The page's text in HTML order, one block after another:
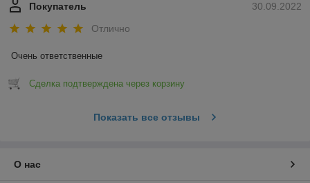
30.09.2022
Покупатель
Отлично
Очень ответственные
Сделка подтверждена через корзину
Показать все отзывы
О нас